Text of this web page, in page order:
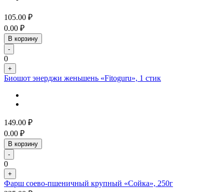
105.00 ₽
0.00 ₽
В корзину
-
0
+
Биошот энерджи женьшень «Fitoguru», 1 стик
149.00 ₽
0.00 ₽
В корзину
-
0
+
Фарш соево-пшеничный крупный «Сойка», 250г